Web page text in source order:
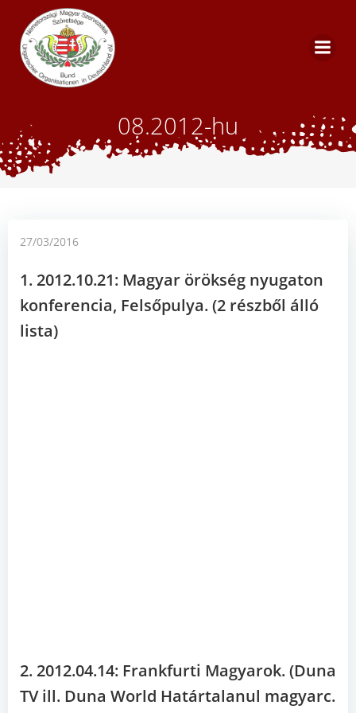
08.2012-hu
27/03/2016
1. 2012.10.21: Magyar örökség nyugaton
konferencia, Felsőpulya. (2 részből álló
lista)
2. 2012.04.14: Frankfurti Magyarok. (Duna
TV ill. Duna World Határtalanul magyarc.